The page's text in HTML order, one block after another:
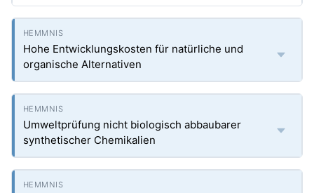
Hohe Entwicklungskosten für natürliche und
organische Alternativen
Umweltprüfung nicht biologisch abbaubarer
synthetischer Chemikalien